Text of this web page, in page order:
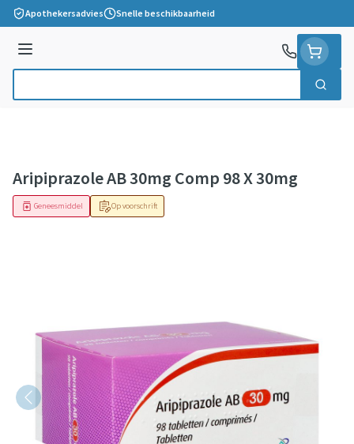
Ga naar de inhoud
Apothekersadvies Snelle beschikbaarheid
Menu
Zoek
Aripiprazole AB 30mg Comp 98 X 30mg
Op voorschrift
Geneesmiddel